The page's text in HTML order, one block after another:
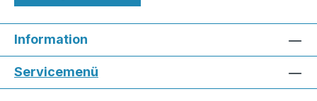
Information
Servicemenü